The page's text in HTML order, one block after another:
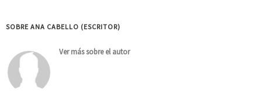
SOBRE ANA CABELLO (ESCRITOR)
Ver más sobre el autor